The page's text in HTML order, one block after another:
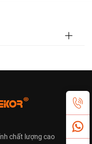
chất lượng cao